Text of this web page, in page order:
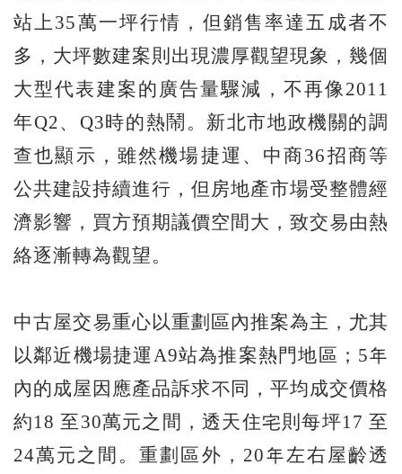
站上35萬一坪行情，但銷售率達五成者不
多，大坪數建案則出現濃厚觀望現象，幾個
大型代表建案的廣告量驟減，不再像2011
年Q2、Q3時的熱鬧。新北市地政機關的調
查也顯示，雖然機場捷運、中商36招商等
公共建設持續進行，但房地產市場受整體經
濟影響，買方預期議價空間大，致交易由熱
絡逐漸轉為觀望。
中古屋交易重心以重劃區內推案為主，尤其
以鄰近機場捷運A9站為推案熱門地區；5年
內的成屋因應產品訴求不同，平均成交價格
約18 至30萬元之間，透天住宅則每坪17 至
24萬元之間。重劃區外，20年左右屋齡透